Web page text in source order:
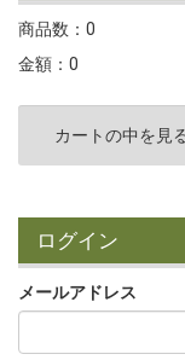
商品数：0
金額：0
カートの中を見
ログイン
メールアドレス